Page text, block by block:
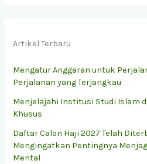
Artikel Terbaru
Mengatur Anggaran untuk
Perjalanan yang Terjangkau
Menjelajahi Institusi Studi Islam
Khusus
Daftar Calon Haji 2027 Telah
Mengingatkan Pentingnya
Mental